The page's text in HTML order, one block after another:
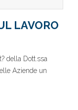
LAVORO
della Dott.ssa
Aziende un